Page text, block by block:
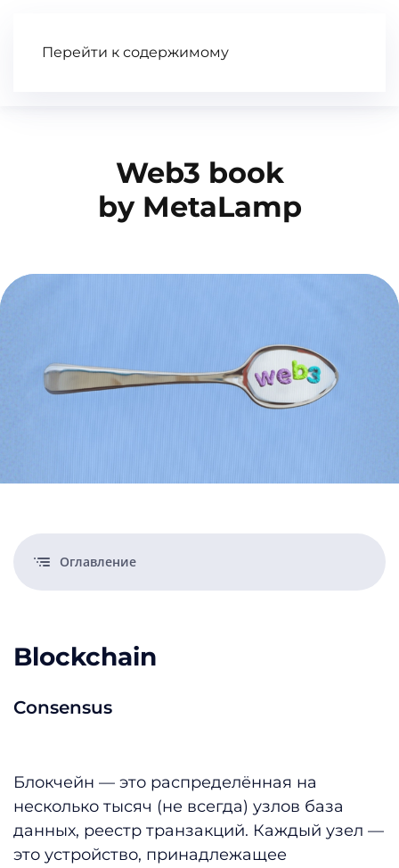
Перейти к содержимому
Web3 book
by MetaLamp
Оглавление
Blockchain
Consensus
Блокчейн — это распределённая на
несколько тысяч (не всегда) узлов база
данных, реестр транзакций. Каждый узел —
это устройство, принадлежащее